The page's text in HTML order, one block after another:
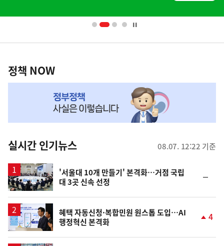
배
영
책
NOW,
뉴
스
정책 NOW
실시간 인기뉴스 08.07. 12:22 기준
'서울대 10개 만들기' 본격화…거점 국립
대 3곳 신속 선정
일
혜택 자동신청·복합민원 원스톱 도입…AI
행정혁신 본격화
계
4